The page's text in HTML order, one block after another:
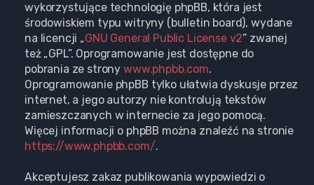
wykorzystujące technologię phpBB, która jest
środowiskiem typu witryny (bulletin board), wydane
na licencji „GNU General Public License v2” zwanej
też „GPL”. Oprogramowanie jest dostępne do
pobrania ze strony www.phpbb.com.
Oprogramowanie phpBB tylko ułatwia dyskusje przez
internet, a jego autorzy nie kontrolują tekstów
zamieszczanych w internecie za jego pomocą.
Więcej informacji o phpBB można znaleźć na stronie
https://www.phpbb.com/.
Akceptujesz zakaz publikowania wypowiedzi o